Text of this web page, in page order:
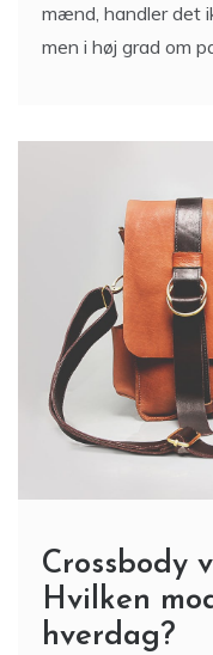
mænd, handler det
men i høj grad om
Crossbody
Hvilken
hverdag?